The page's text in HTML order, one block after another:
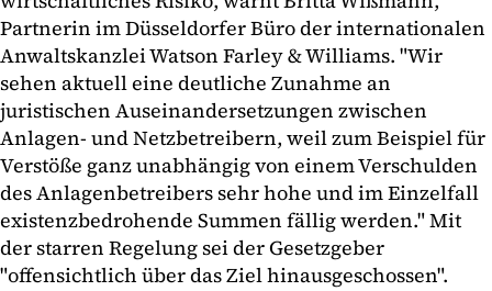
Partnerin im Düsseldorfer Büro der internationalen
Anwaltskanzlei Watson Farley & Williams. "Wir
sehen aktuell eine deutliche Zunahme an
juristischen Auseinandersetzungen zwischen
Anlagen- und Netzbetreibern, weil zum Beispiel für
Verstöße ganz unabhängig von einem Verschulden
des Anlagenbetreibers sehr hohe und im Einzelfall
existenzbedrohende Summen fällig werden." Mit
der starren Regelung sei der Gesetzgeber
"offensichtlich über das Ziel hinaus­geschossen".